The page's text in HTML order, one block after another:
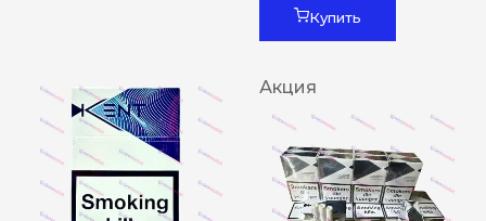
Купить
Акция